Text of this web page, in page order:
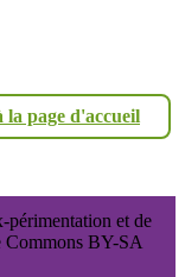
la page d'accueil
et de
Commons BY-SA